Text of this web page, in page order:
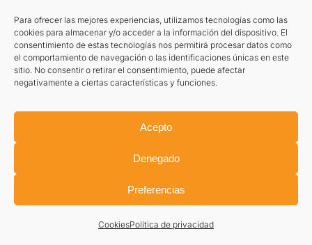
Para ofrecer las mejores experiencias, utilizamos tecnologías como las
cookies para almacenar y/o acceder a la información del dispositivo. El
consentimiento de estas tecnologías nos permitirá procesar datos como
el comportamiento de navegación o las identificaciones únicas en este
sitio. No consentir o retirar el consentimiento, puede afectar
negativamente a ciertas características y funciones.
Acepto
Denegado
Preferencias
CookiesPolítica de privacidad
He leído y acepto el aviso legaly la política
de privacidad.